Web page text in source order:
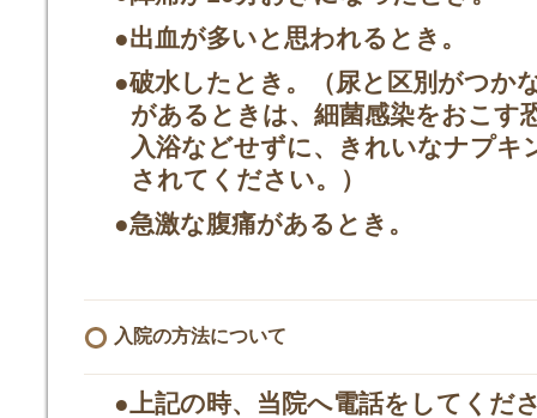
●出血が多いと思われるとき。
●破水したとき。（尿と区別がつか
があるときは、細菌感染をおこす
入浴などせずに、きれいなナプキ
されてください。）
●急激な腹痛があるとき。
入院の方法について
●上記の時、当院へ電話をしてくだ